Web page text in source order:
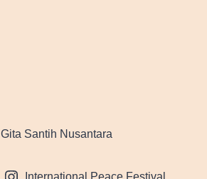
Gita Santih Nusantara
International Peace Festival